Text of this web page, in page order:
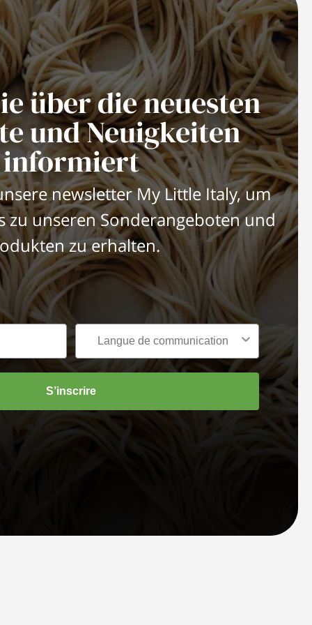
über die neuesten
und Neuigkeiten
informiert
newsletter My Little Italy, um
zu unseren Sonderangeboten und
zu erhalten.
S’inscrire